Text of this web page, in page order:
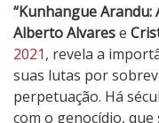
K
u
n
h
a
n
“Kunhangue Arandu:
Alberto Alvarese
2021, revela a
suas lutas por
perpetuação. Há
com o genocídio,